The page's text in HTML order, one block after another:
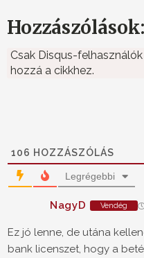
Hozzászólások:
Csak Disqus-
hozzá a cikkhez.
106 HOZZÁSZÓLÁS
Legrégebbi
NagyD Vendég
Ez jó lenne, de utána
bank licenszet, hogy a